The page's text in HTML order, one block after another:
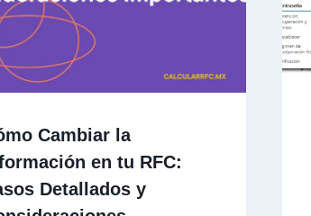
Cambiar la
en tu RFC:
Detallados y